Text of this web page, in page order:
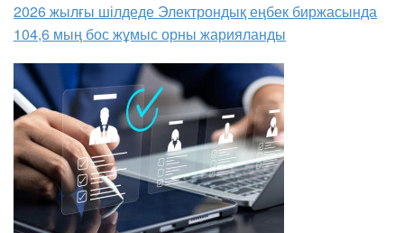
2026 жылғы шілдеде Электрондық еңбек биржасында
104,6 мың бос жұмыс орны жарияланды